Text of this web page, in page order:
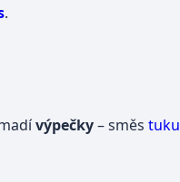
.
výpečky– směs tuku